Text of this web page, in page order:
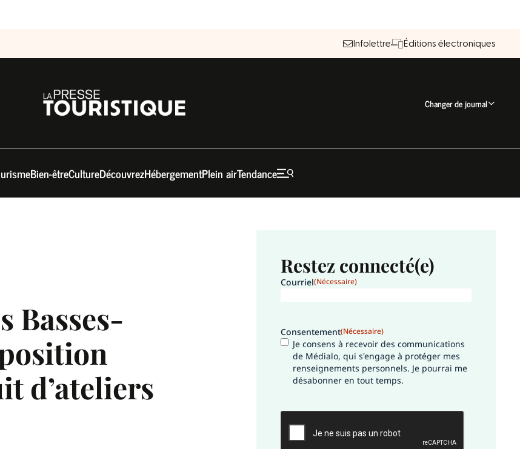
Infolettre Éditions électroniques
Changer de journal
Bien-êtreCultureDécouvrezHébergementPlein airTendance
Basses-
d’ateliers
Restez connecté(e)
Courriel(Nécessaire)
Consentement(Nécessaire)
Je consens à recevoir des communications
de Médialo, qui s'engage à protéger mes
renseignements personnels. Je pourrai me
désabonner en tout temps.
CAPTCHA